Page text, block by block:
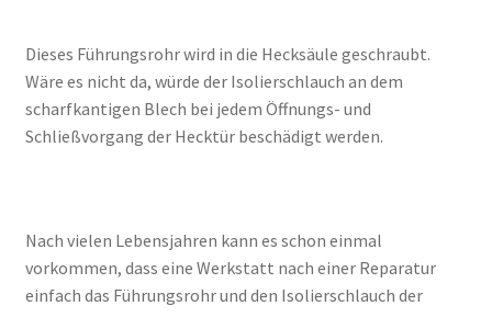
Dieses Führungsrohr wird in die Hecksäule geschraubt.
Wäre es nicht da, würde der Isolierschlauch an dem
scharfkantigen Blech bei jedem Öffnungs- und
Schließvorgang der Hecktür beschädigt werden.
Nach vielen Lebensjahren kann es schon einmal
vorkommen, dass eine Werkstatt nach einer Reparatur
einfach das Führungsrohr und den Isolierschlauch der